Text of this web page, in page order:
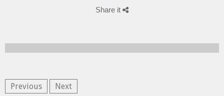
Share it
Previous Next